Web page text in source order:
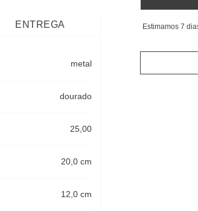
Estimamos 7
ENTREGA
metal
dourado
25,00
20,0 cm
12,0 cm